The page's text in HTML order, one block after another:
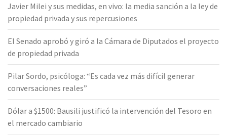
Javier Milei y sus medidas, en vivo: la media sanción a la ley de
propiedad privada y sus repercusiones
El Senado aprobó y giró a la Cámara de Diputados el proyecto
de propiedad privada
Pilar Sordo, psicóloga: “Es cada vez más difícil generar
conversaciones reales”
Dólar a $1500: Bausili justificó la intervención del Tesoro en
el mercado cambiario